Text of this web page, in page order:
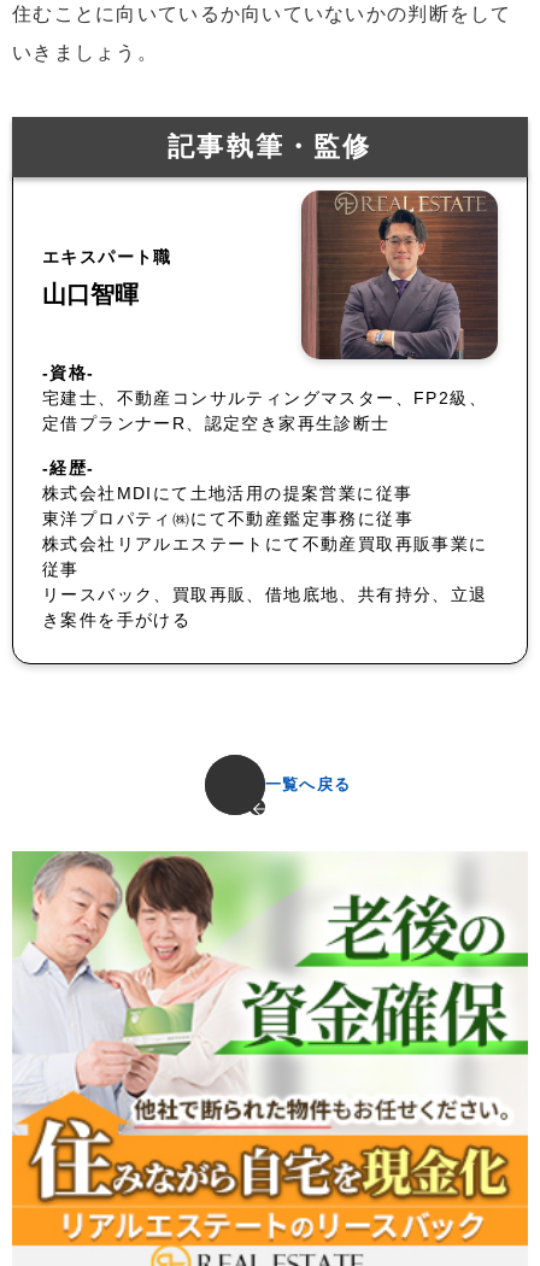
住むことに向いているか向いていないかの判断をして
いきましょう。
記事執筆・監修
エキスパート職
山口智暉
-資格-
宅建士、不動産コンサルティングマスター、FP2級、
定借プランナーR、認定空き家再生診断士
-経歴-
株式会社MDIにて土地活用の提案営業に従事
東洋プロパティ㈱にて不動産鑑定事務に従事
株式会社リアルエステートにて不動産買取再販事業に
従事
リースバック、買取再販、借地底地、共有持分、立退
き案件を手がける
一覧へ戻る